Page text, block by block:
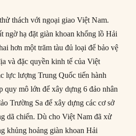
thách với ngoại giao Việt Nam.
ngờ hạ đặt giàn khoan khổng lồ Hải
hơn một trăm tàu đủ loại để bảo vệ
và đặc quyền kinh tế của Việt
lực lượng Trung Quốc tiến hành
quy mô lớn để xây dựng 6 đảo nhân
Trường Sa để xây dựng các cơ sở
dã chiến. Dù cho Việt Nam đã xử
khủng hoảng giàn khoan Hải